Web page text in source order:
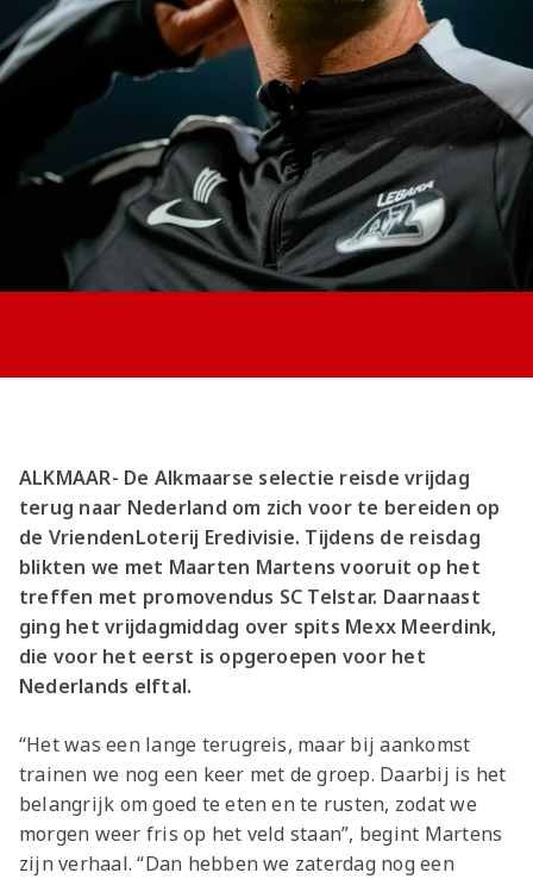
Jong AZ
Seizoenkaart
ALKMAAR- De Alkmaarse selectie reisde vrijdag
terug naar Nederland om zich voor te bereiden op
de VriendenLoterij Eredivisie. Tijdens de reisdag
blikten we met Maarten Martens vooruit op het
treffen met promovendus SC Telstar. Daarnaast
ging het vrijdagmiddag over spits Mexx Meerdink,
die voor het eerst is opgeroepen voor het
Nederlands elftal.
“Het was een lange terugreis, maar bij aankomst
trainen we nog een keer met de groep. Daarbij is het
belangrijk om goed te eten en te rusten, zodat we
morgen weer fris op het veld staan”, begint Martens
zijn verhaal. “Dan hebben we zaterdag nog een